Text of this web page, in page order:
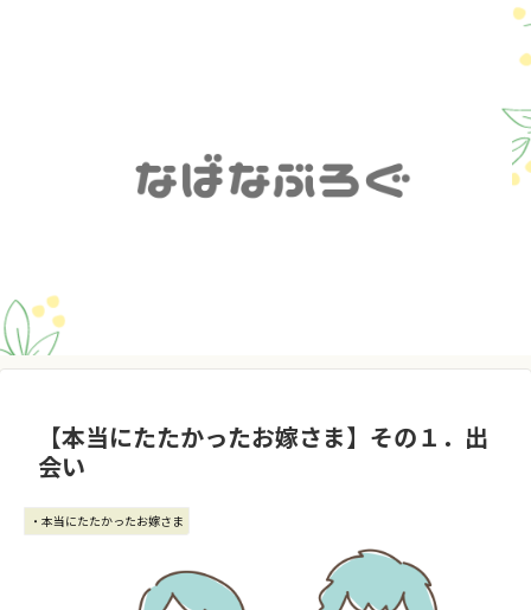
【本当にたたかったお嫁さま】その１．出
会い
・本当にたたかったお嫁さま